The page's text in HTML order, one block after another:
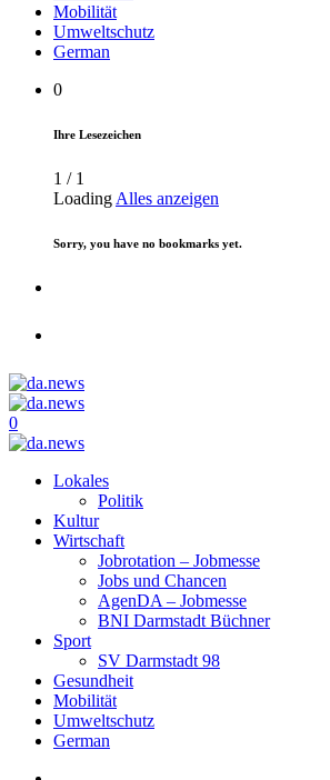
Mobilität
Umweltschutz
German
0
Ihre Lesezeichen
1 / 1
Loading Alles anzeigen
Sorry, you have no bookmarks yet.
0
Lokales
Politik
Kultur
Wirtschaft
Jobrotation – Jobmesse
Jobs und Chancen
AgenDA – Jobmesse
BNI Darmstadt Büchner
Sport
SV Darmstadt 98
Gesundheit
Mobilität
Umweltschutz
German